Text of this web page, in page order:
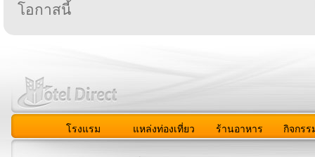
โอกาสนี้
โรงแรม แหล่งท่องเที่ยว ร้านอาหาร กิจกรร